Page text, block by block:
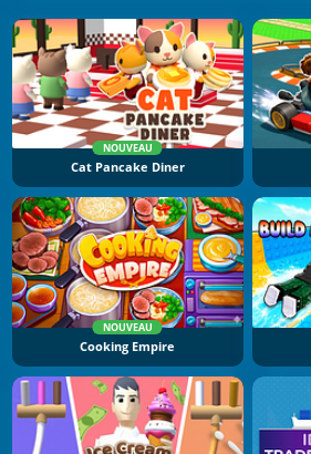
NOUVEAU
Cat Pancake Diner
NOUVEAU
Cooking Empire